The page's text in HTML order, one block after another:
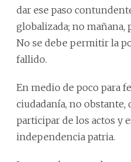
dar ese paso
globalizada; no mañana,
No se debe permitir la
fallido.
En medio de poco para
ciudadanía, no obstante,
participar de los actos y
independencia patria.